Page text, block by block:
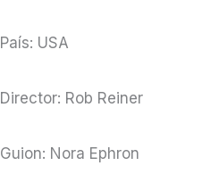
País: USA
Director: Rob Reiner
Guion: Nora Ephron